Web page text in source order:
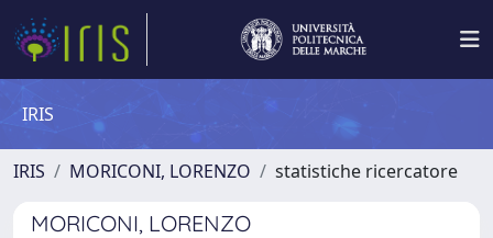
IRIS
IRIS MORICONI, LORENZO statistiche ricercatore
MORICONI, LORENZO